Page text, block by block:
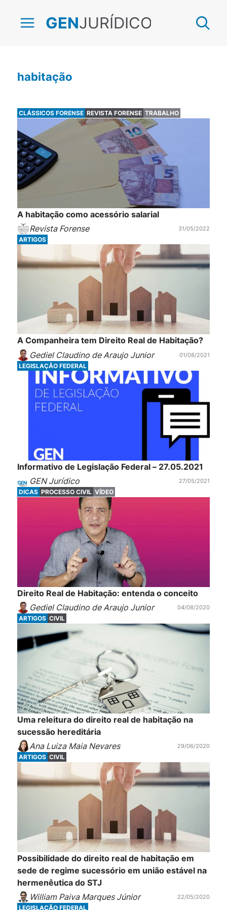
GENJURÍDICO
habitação
CLÁSSICOS FORENSE REVISTA FORENSE TRABALHO
A habitação como acessório salarial
Revista Forense
31/05/2022
ARTIGOS
A Companheira tem Direito Real de Habitação?
Gediel Claudino de Araujo Junior
01/08/2021
LEGISLAÇÃO FEDERAL
Informativo de Legislação Federal – 27.05.2021
GEN Jurídico
27/05/2021
DICAS PROCESSO CIVIL VÍDEO
Direito Real de Habitação: entenda o conceito
Gediel Claudino de Araujo Junior
04/08/2020
ARTIGOS CIVIL
Uma releitura do direito real de habitação na
sucessão hereditária
Ana Luiza Maia Nevares
29/06/2020
ARTIGOS CIVIL
Possibilidade do direito real de habitação em
sede de regime sucessório em união estável na
hermenêutica do STJ
William Paiva Marques Júnior
22/05/2020
LEGISLAÇÃO FEDERAL